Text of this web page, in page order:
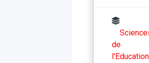
de
l'Education